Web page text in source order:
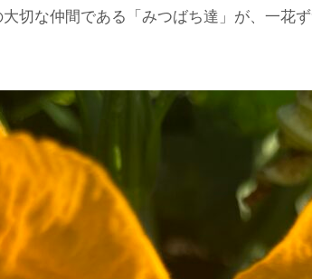
切な仲間である「みつばち達」が、一花